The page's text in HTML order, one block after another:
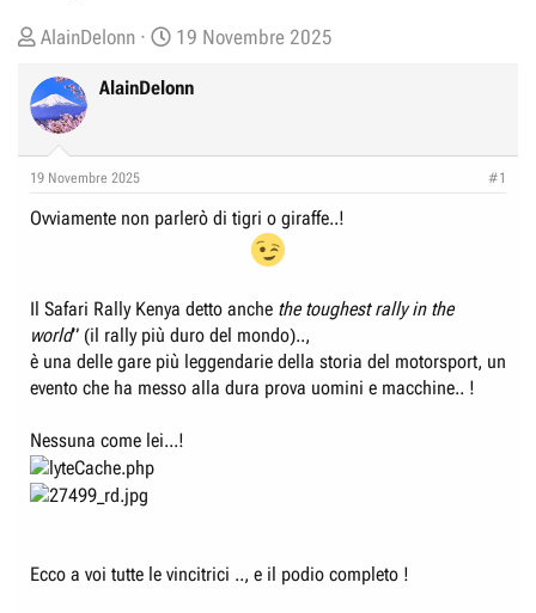
C
e
a
t
o
r
s
c
u
s
i
o
AlainDelonn
D
t
d
I
i
o
19 Novembre 2025
AlainDelonn
19 Novembre 2025 #1
Ovviamente non parlerò di tigri o giraffe..!
Il Safari Rally Kenya detto anche the toughest rally in the
world” (il rally più duro del mondo)..,
è una delle gare più leggendarie della storia del motorsport, un
evento che ha messo alla dura prova uomini e macchine.. !
Nessuna come lei...!
Ecco a voi tutte le vincitrici .., e il podio completo !